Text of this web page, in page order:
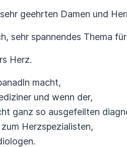
geehrten Damen und
sehr spannendes Thema
Herz.
macht,
und wenn der,
ganz so ausgefeilten
Herzspezialisten,